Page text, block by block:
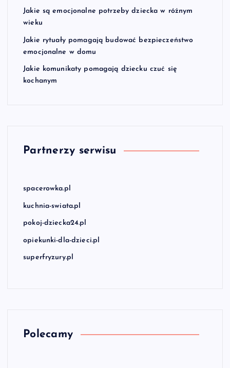
Jakie są emocjonalne potrzeby dziecka w różnym
wieku
Jakie rytuały pomagają budować bezpieczeństwo
emocjonalne w domu
Jakie komunikaty pomagają dziecku czuć się
kochanym
Partnerzy serwisu
spacerowka.pl
kuchnia-swiata.pl
pokoj-dziecka24.pl
opiekunki-dla-dzieci.pl
superfryzury.pl
Polecamy